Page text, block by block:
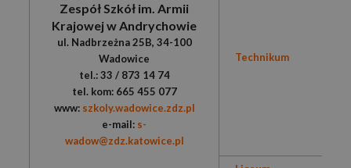
Zespół Szkół im. Armii
Krajowej w Andrychowie
ul. Nadbrzeżna 25B, 34-100
Wadowice
tel.: 33 / 873 14 74
tel. kom: 665 455 077
www: szkoly.wadowice.zdz.pl
e-mail: s-
wadow@zdz.katowice.pl
Technikum